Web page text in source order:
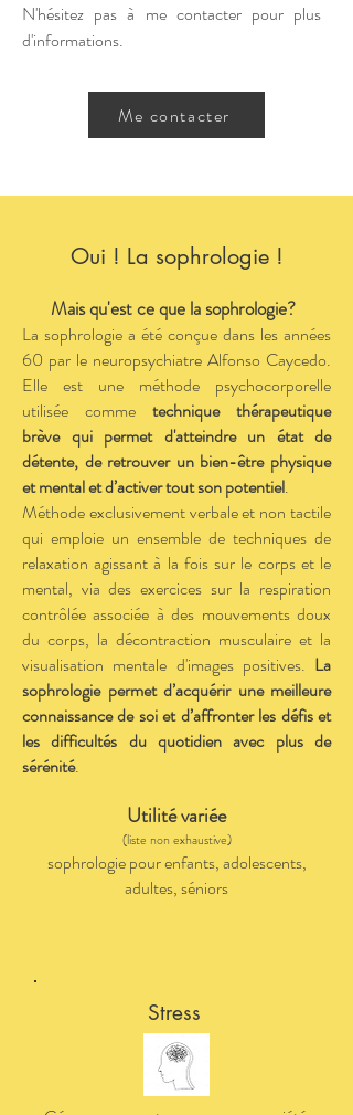
N'hésitez pas à me contacter pour plus
d'informations.
Me contacter
Oui ! La sophrologie !
Mais qu'est ce que la sophrologie?
La sophrologie a été conçue dans les années
60 par le neuropsychiatre Alfonso Caycedo.
Elle est une méthode psychocorporelle
utilisée comme technique thérapeutique
brève qui permet d'atteindre un état de
détente, de retrouver un bien-être physique
et mental et d’activer tout son potentiel.
Méthode exclusivement verbale et non tactile
qui emploie un ensemble de techniques de
relaxation agissant à la fois sur le corps et le
mental, via des exercices sur la respiration
contrôlée associée à des mouvements doux
du corps, la décontraction musculaire et la
visualisation mentale d'images positives. La
sophrologie permet d’acquérir une meilleure
connaissance de soi et d’affronter les défis et
les difficultés du quotidien avec plus de
sérénité.
Utilité variée
(liste non exhaustive)
sophrologie pour enfants, adolescents,
adultes, séniors
Stress